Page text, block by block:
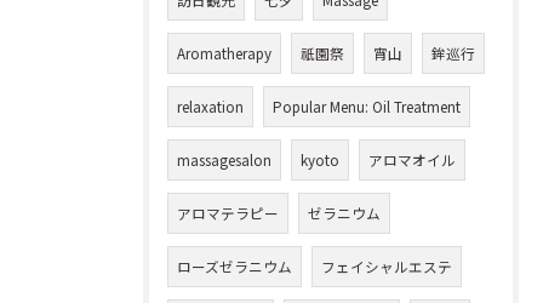
Aromatherapy 祇園祭 宵山 鉾巡行
relaxation Popular Menu: Oil Treatment
massagesalon kyoto アロマオイル
アロマテラピー ゼラニウム
ローズゼラニウム フェイシャルエステ